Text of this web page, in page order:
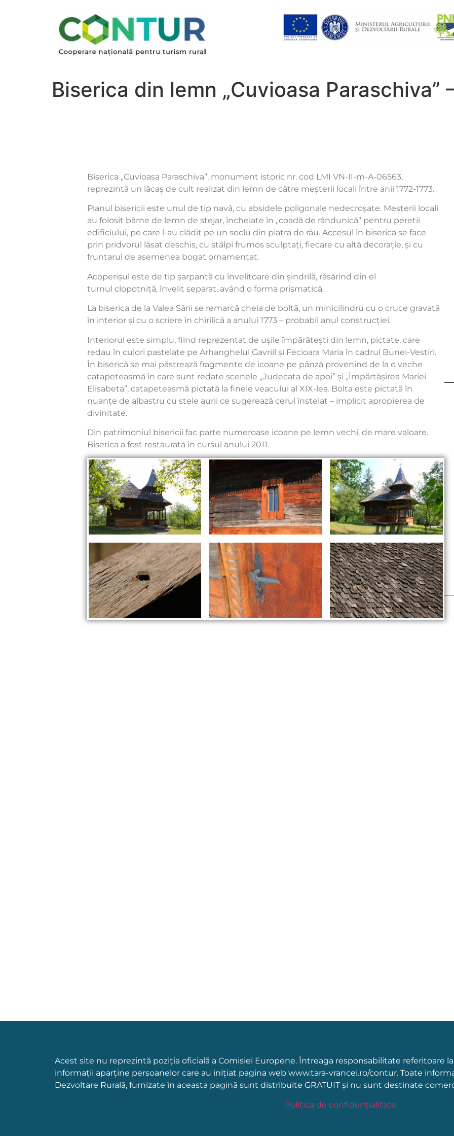
Biserica din lemn „Cuvioasa Paraschiva”
Biserica „Cuvioasa Paraschiva”, monument istoric nr. cod LMI VN-II-m-A-06563,
reprezintă un lăcaș de cult realizat din lemn de către meșterii locali între anii 1772-1773.
Planul bisericii este unul de tip navă, cu absidele poligonale nedecroșate. Meșterii locali
au folosit bârne de lemn de stejar, încheiate în „coadă de rândunică” pentru peretii
edificiului, pe care l-au clădit pe un soclu din piatră de râu. Accesul în biserică se face
prin pridvorul lăsat deschis, cu stâlpi frumos sculptați, fiecare cu altă decorație, și cu
fruntarul de asemenea bogat ornamentat.
Acoperișul este de tip șarpantă cu învelitoare din șindrilă, răsărind din el
turnul clopotniță, învelit separat, având o forma prismatică.
La biserica de la Valea Sării se remarcă cheia de boltă, un minicilindru cu o cruce gravată
în interior și cu o scriere în chirilică a anului 1773 – probabil anul construcției.
Interiorul este simplu, fiind reprezentat de ușile împărătești din lemn, pictate, care
redau în culori pastelate pe Arhanghelul Gavriil și Fecioara Maria în cadrul Bunei-Vestiri.
În biserică se mai păstrează fragmente de icoane pe pânză provenind de la o veche
catapeteasmă în care sunt redate scenele „Judecata de apoi” și „Împărtășirea Mariei
Elisabeta”, catapeteasmă pictată la finele veacului al XIX-lea. Bolta este pictată în
nuanțe de albastru cu stele aurii ce sugerează cerul înstelat – implicit apropierea de
divinitate.
Din patrimoniul bisericii fac parte numeroase icoane pe lemn vechi, de mare valoare.
Biserica a fost restaurată în cursul anului 2011.
Acest site nu reprezintă poziția oficială a Comisiei Europene. Întreaga responsabilitate referitoare
informații aparține persoanelor care au inițiat pagina web www.tara-vrancei.ro/contur. Toate
Dezvoltare Rurală, furnizate în aceasta pagină sunt distribuite GRATUIT și nu sunt destinate
Politica de confidențialitate